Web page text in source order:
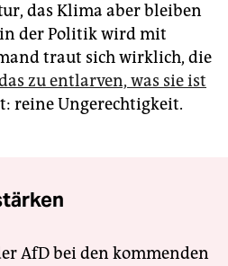
das Klima aber bleiben
in der Politik wird mit
traut sich wirklich, die
zu entlarven, was sie ist
reine Ungerechtigkeit.
AfD bei den kommenden